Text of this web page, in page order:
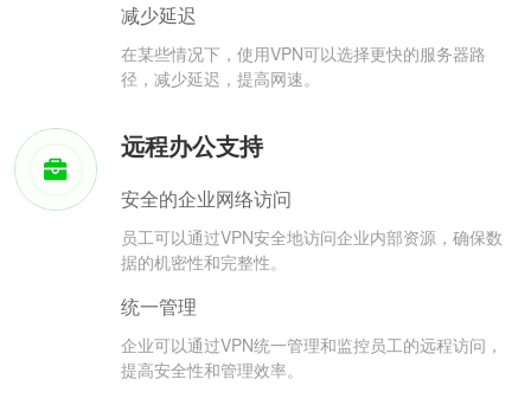
减少延迟
在某些情况下，使用VPN可以选择更快的服务器路
径，减少延迟，提高网速。
远程办公支持
安全的企业网络访问
员工可以通过VPN安全地访问企业内部资源，确保数
据的机密性和完整性。
统一管理
企业可以通过VPN统一管理和监控员工的远程访问，
提高安全性和管理效率。